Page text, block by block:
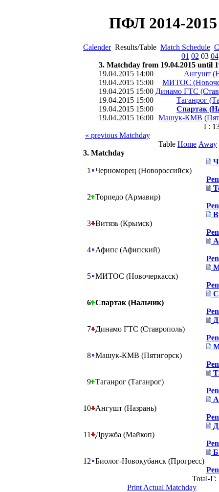
ПФЛ 2014-
CalenderResults/Table Match Schedule
01 02 03 04
3. Matchday from 19.04.2015 until
19.04.2015 14:00
Ангушт
19.04.2015 15:00
МИТОС
19.04.2015 15:00 Динамо ГТС
19.04.2015 15:00
Таганрог
19.04.2015 15:00
Спартак
19.04.2015 16:00 Машук-КМВ
Г:
« previous Matchday
Table Home Away
3. Matchday
1 Черноморец (Новороссийск)
2 Торпедо (Армавир)
3 Витязь (Крымск)
4 Афипс (Афипский)
5 МИТОС (Новочеркасск)
6 Спартак (Нальчик)
7 Динамо ГТС (Ставрополь)
8 Машук-КМВ (Пятигорск)
9 Таганрог (Таганрог)
10 Ангушт (Назрань)
11 Дружба (Майкоп)
12 Биолог-Новокубанск (Прогресс)
Total-
Print Actual Matchday